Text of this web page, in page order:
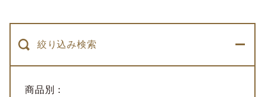
絞り込み検索
商品別：